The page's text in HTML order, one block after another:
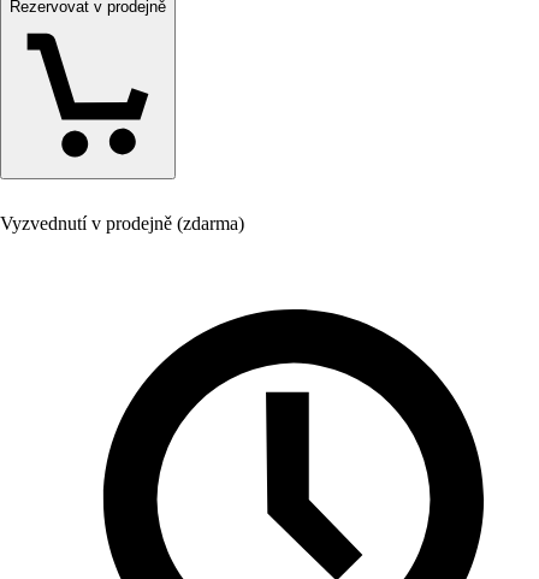
Rezervovat v prodejně
Vyzvednutí v prodejně (zdarma)